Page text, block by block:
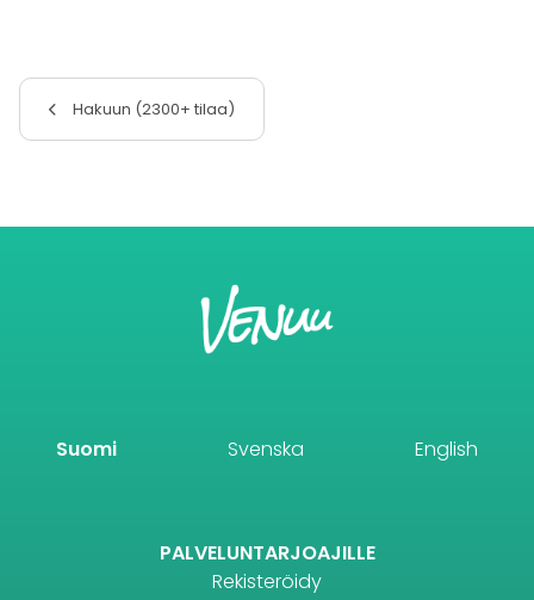
Hakuun (2300+ tilaa)
Suomi Svenska English
PALVELUNTARJOAJILLE
Rekisteröidy